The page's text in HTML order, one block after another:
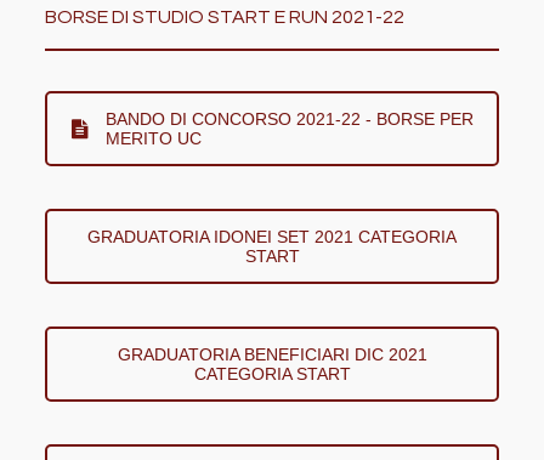
BORSE DI STUDIO START E RUN 2021-22
BANDO DI CONCORSO 2021-22 - BORSE PER
MERITO UC
GRADUATORIA IDONEI SET 2021 CATEGORIA
START
GRADUATORIA BENEFICIARI DIC 2021
CATEGORIA START